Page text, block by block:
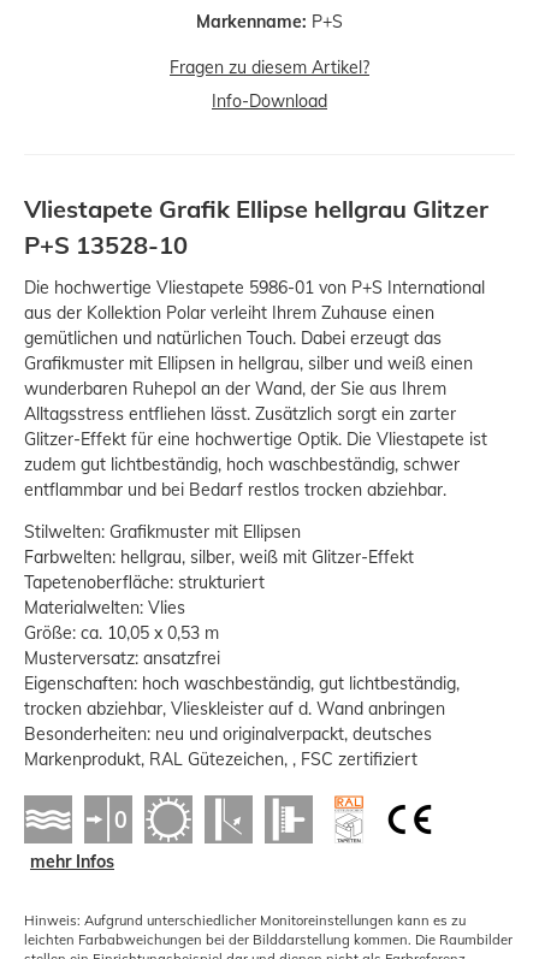
Markenname: P+S
Fragen zu diesem Artikel?
Info-Download
Vliestapete Grafik Ellipse hellgrau Glitzer
P+S 13528-10
Die hochwertige Vliestapete 5986-01 von P+S International
aus der Kollektion Polar verleiht Ihrem Zuhause einen
gemütlichen und natürlichen Touch. Dabei erzeugt das
Grafikmuster mit Ellipsen in hellgrau, silber und weiß einen
wunderbaren Ruhepol an der Wand, der Sie aus Ihrem
Alltagsstress entfliehen lässt. Zusätzlich sorgt ein zarter
Glitzer-Effekt für eine hochwertige Optik. Die Vliestapete ist
zudem gut lichtbeständig, hoch waschbeständig, schwer
entflammbar und bei Bedarf restlos trocken abziehbar.
Stilwelten: Grafikmuster mit Ellipsen
Farbwelten: hellgrau, silber, weiß mit Glitzer-Effekt
Tapetenoberfläche: strukturiert
Materialwelten: Vlies
Größe: ca. 10,05 x 0,53 m
Musterversatz: ansatzfrei
Eigenschaften: hoch waschbeständig, gut lichtbeständig,
trocken abziehbar, Vlieskleister auf d. Wand anbringen
Besonderheiten: neu und originalverpackt, deutsches
Markenprodukt, RAL Gütezeichen, , FSC zertifiziert
mehr Infos
Hinweis: Aufgrund unterschiedlicher Monitoreinstellungen kann es zu
leichten Farbabweichungen bei der Bilddarstellung kommen. Die Raumbilder